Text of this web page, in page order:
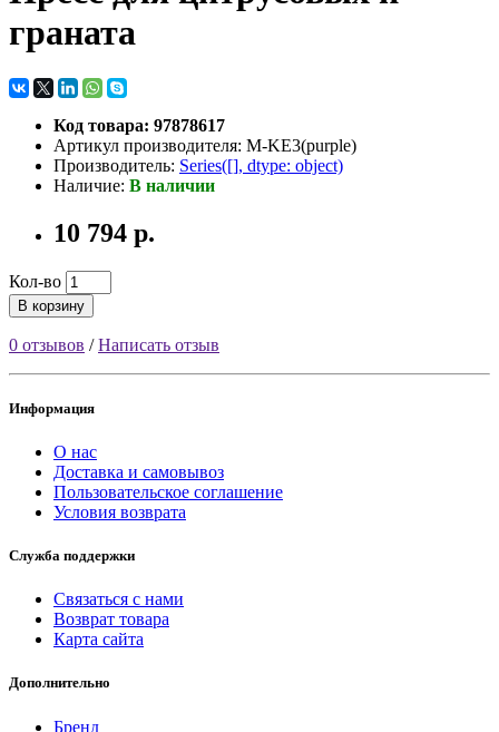
граната
Код товара: 97878617
Артикул производителя: M-KE3(purple)
Производитель: Series([], dtype: object)
Наличие: В наличии
10 794 р.
Кол-во
В корзину
0 отзывов /Написать отзыв
Информация
О нас
Доставка и самовывоз
Пользовательское соглашение
Условия возврата
Служба поддержки
Связаться с нами
Возврат товара
Карта сайта
Дополнительно
Бренд